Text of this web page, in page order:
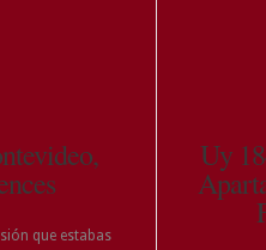
que estabas
Uy